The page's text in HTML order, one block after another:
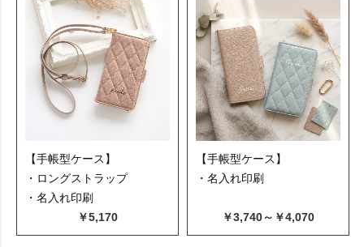
【手帳型ケース】
・ロングストラップ
・名入れ印刷
￥5,170
【手帳型ケース】
・名入れ印刷
￥3,740～￥4,070